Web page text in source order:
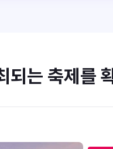
되는 축제를